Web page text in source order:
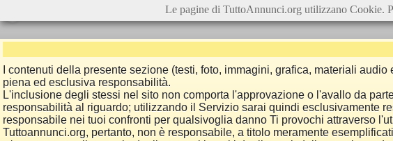
I contenuti della presente sezione (testi, foto, immagini, grafica, materiali
piena ed esclusiva responsabilità.
L'inclusione degli stessi nel sito non comporta l'approvazione o l'avallo da
responsabilità al riguardo; utilizzando il Servizio sarai quindi esclusivamente
responsabile nei tuoi confronti per qualsivoglia danno Ti provochi attraverso
Tuttoannunci.org, pertanto, non è responsabile, a titolo meramente
Le pagine di TuttoAnnunci.org utilizzano Cookie.